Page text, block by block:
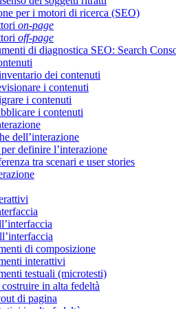
per i motori di ricerca (SEO)
on-page
off-page
di diagnostica SEO: Search
dei contenuti
i contenuti
i contenuti
i contenuti
dell’interazione
definire l’interazione
tra scenari e user stories
di composizione
interattivi
testuali (microtesti)
in alta fedeltà
di pagina